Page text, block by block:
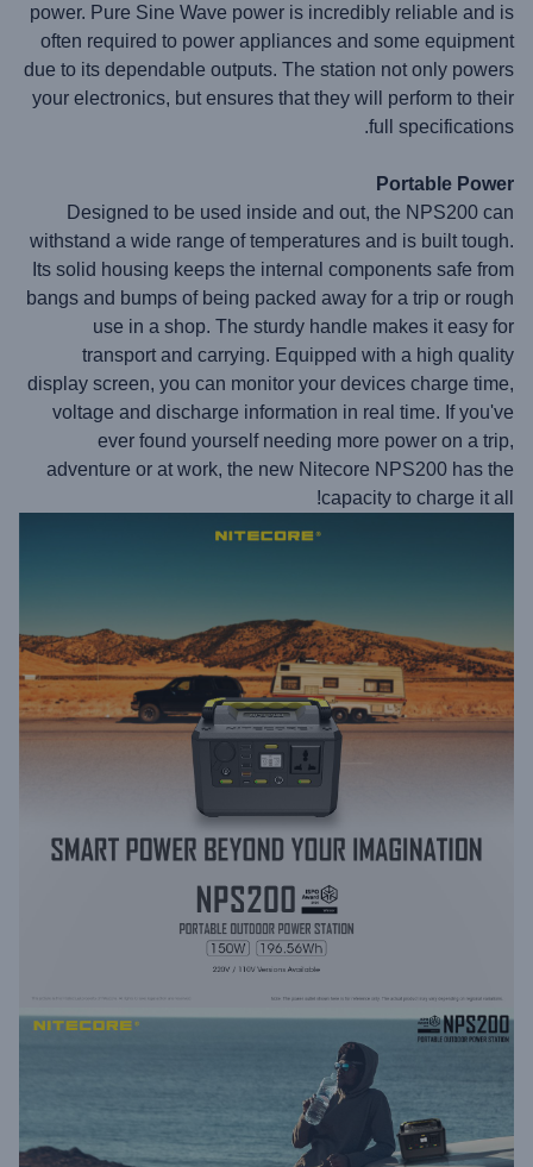
power. Pure Sine Wave power is incredibly reliable and is
often required to power appliances and some equipment
due to its dependable outputs. The station not only powers
your electronics, but ensures that they will perform to their
full specifications.
Portable Power
Designed to be used inside and out, the NPS200 can
withstand a wide range of temperatures and is built tough.
Its solid housing keeps the internal components safe from
bangs and bumps of being packed away for a trip or rough
use in a shop. The sturdy handle makes it easy for
transport and carrying. Equipped with a high quality
display screen, you can monitor your devices charge time,
voltage and discharge information in real time. If you've
ever found yourself needing more power on a trip,
adventure or at work, the new Nitecore NPS200 has the
capacity to charge it all!